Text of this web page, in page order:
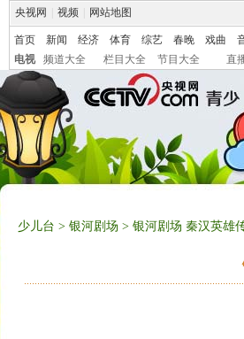
央视网 视频 网站地图
首页 新闻 经济 体育 综艺 春晚 戏曲
电视
频道大全 栏目大全 节目大全 直
少儿台 > 银河剧场 > 银河剧场 秦汉英雄